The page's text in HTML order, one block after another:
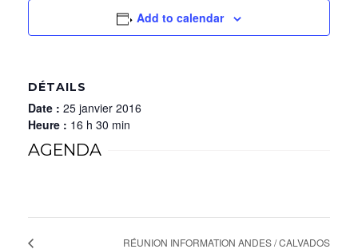
Add to calendar
DÉTAILS
Date : 25 janvier 2016
Heure : 16 h 30 min
AGENDA
RÉUNION INFORMATION ANDES / CALVADOS